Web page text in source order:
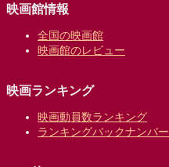
映画館情報
全国の映画館
映画館のレビュー
映画ランキング
映画動員数ランキング
ランキングバックナンバー